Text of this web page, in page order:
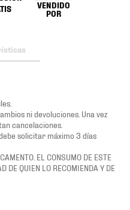
VENDIDO
POR
ni devoluciones. Una vez
cancelaciones.
solicitar máximo 3 días
EL CONSUMO DE ESTE
DE QUIEN LO RECOMIENDA Y DE